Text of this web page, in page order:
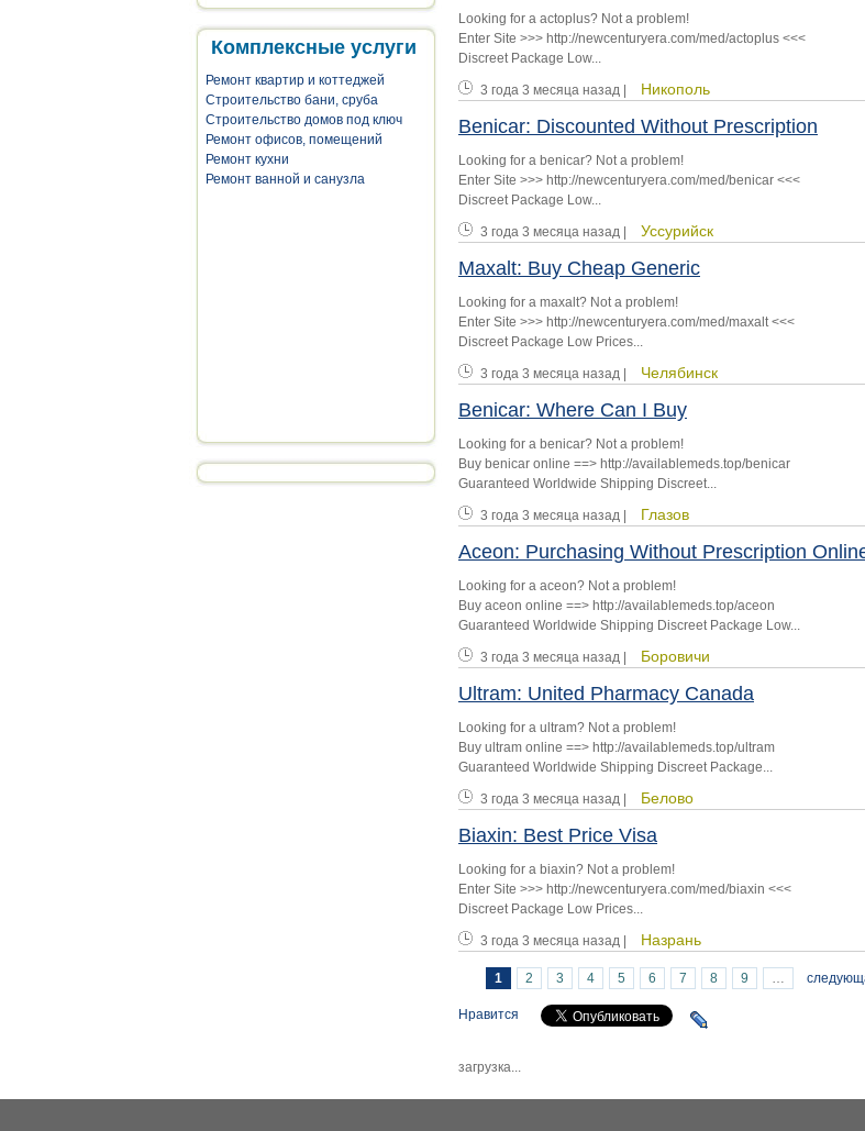
Комплексные услуги
Ремонт квартир и коттеджей
Строительство бани, сруба
Строительство домов под ключ
Ремонт офисов, помещений
Ремонт кухни
Ремонт ванной и санузла
Looking for a actoplus? Not a problem!
Enter Site >>> http://newcenturyera.com/med/actoplus <<<
Discreet Package Low...
3 года 3 месяца назад | Никополь
Benicar: Discounted Without Prescription
Looking for a benicar? Not a problem!
Enter Site >>> http://newcenturyera.com/med/benicar <<<
Discreet Package Low...
3 года 3 месяца назад | Уссурийск
Maxalt: Buy Cheap Generic
Looking for a maxalt? Not a problem!
Enter Site >>> http://newcenturyera.com/med/maxalt <<<
Discreet Package Low Prices...
3 года 3 месяца назад | Челябинск
Benicar: Where Can I Buy
Looking for a benicar? Not a problem!
Buy benicar online ==> http://availablemeds.top/benicar
Guaranteed Worldwide Shipping Discreet...
3 года 3 месяца назад | Глазов
Aceon: Purchasing Without Prescription
Looking for a aceon? Not a problem!
Buy aceon online ==> http://availablemeds.top/aceon
Guaranteed Worldwide Shipping Discreet Package Low...
3 года 3 месяца назад | Боровичи
Ultram: United Pharmacy Canada
Looking for a ultram? Not a problem!
Buy ultram online ==> http://availablemeds.top/ultram
Guaranteed Worldwide Shipping Discreet Package...
3 года 3 месяца назад | Белово
Biaxin: Best Price Visa
Looking for a biaxin? Not a problem!
Enter Site >>> http://newcenturyera.com/med/biaxin <<<
Discreet Package Low Prices...
3 года 3 месяца назад | Назрань
Страницы
1 2 3 4 5 6 7 8 9 …
Нравится
загрузка...